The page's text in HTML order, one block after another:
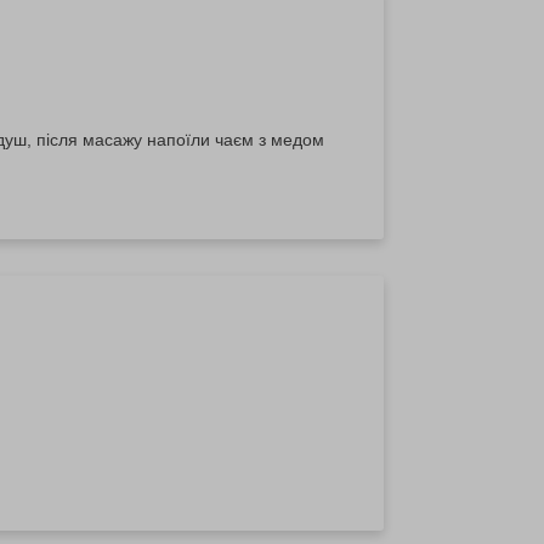
після масажу напоїли чаєм з медом